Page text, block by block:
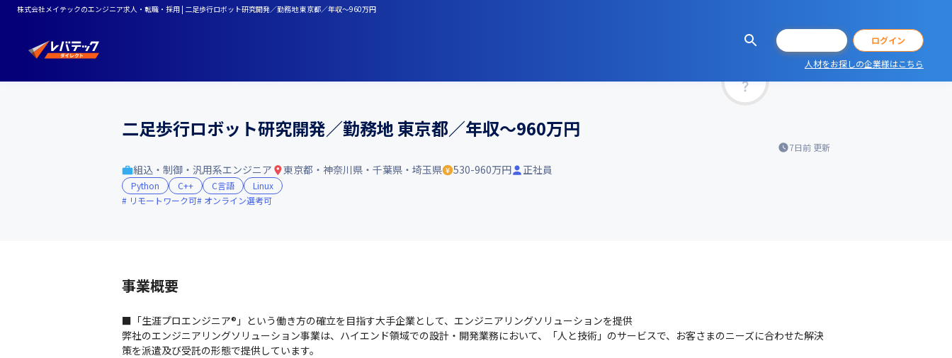
株式会社メイテックのエンジニア求人・転職・採用 | 二足歩行ロボット研究開発／勤務地 東京都／年収～960万円
ログイン
人材をお探しの企業様はこちら
二足歩行ロボット研究開発／勤務地 東京都／年収～960万円
7日前 更新
組込・制御・汎用系エンジニア 東京都・神奈川県・千葉県・埼玉県 530-960万円 正社員
Python C++ C言語
Linux
リモートワーク可
オンライン選考可
事業概要
■「生涯プロエンジニア®」という働き方の確立を目指す大手企業として、エンジニアリングソリューションを提供
弊社のエンジニアリングソリューション事業は、ハイエンド領域での設計・開発業務において、「人と技術」のサービスで、お客さまのニーズに合わせた解決
策を派遣及び受託の形態で提供しています。